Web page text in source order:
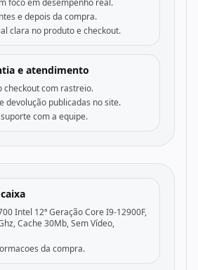
foco em desempenho real.
e depois da compra.
clara no produto e checkout.
e atendimento
checkout com rastreio.
devolução publicadas no site.
com a equipe.
Intel 12ª Geração Core I9-12900F,
Cache 30Mb, Sem Vídeo,
da compra.